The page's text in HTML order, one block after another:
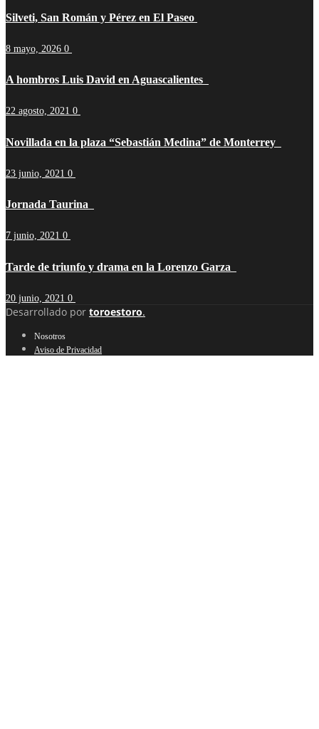
Silveti, San Román y Pérez en El Paseo
8 mayo, 2026 0
A hombros Luis David en Aguascalientes
22 agosto, 2021 0
Novillada en la plaza “Sebastián Medina” de Monterrey
23 junio, 2021 0
Jornada Taurina
7 junio, 2021 0
Tarde de triunfo y drama en la Lorenzo Garza
20 junio, 2021 0
Desarrollado por toroestoro.
Nosotros
Aviso de Privacidad